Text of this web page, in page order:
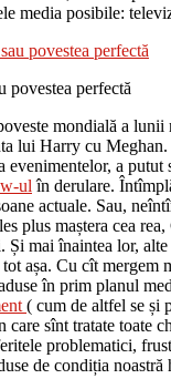
media posibile:
povestea perfectă
mondială a lunii
lui Harry cu Meghan.
evenimentelor, a putut
ul în derulare.
actuale. Sau,
plus maștera cea
mai înaintea lor,
așa. Cu cît mergem
în prim planul
( cum de altfel se și
sînt tratate toate
problematici,
de condiția noastră